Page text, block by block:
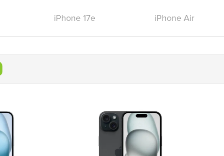
iPhone 17e iPhone Air